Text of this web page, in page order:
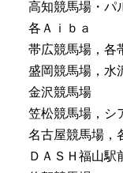
高知競馬場・パ
各Ａｉｂａ
帯広競馬場，各
盛岡競馬場，水
金沢競馬場
笠松競馬場，シ
名古屋競馬場，
ＤＡＳＨ福山駅